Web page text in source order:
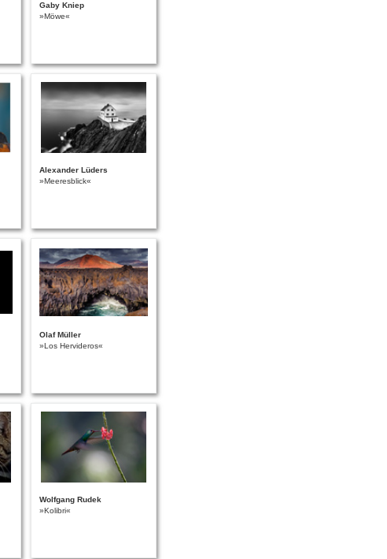
Gaby Kniep
»Möwe«
Alexander Lüders
»Meeresblick«
Olaf Müller
»Los Hervideros«
Wolfgang Rudek
»Kolibri«